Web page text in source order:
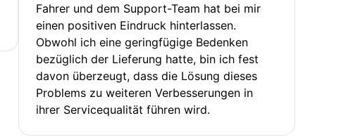
Fahrer und dem Support-Team hat bei mir
einen positiven Eindruck hinterlassen.
Obwohl ich eine geringfügige Bedenken
bezüglich der Lieferung hatte, bin ich fest
davon überzeugt, dass die Lösung dieses
Problems zu weiteren Verbesserungen in
ihrer Servicequalität führen wird.